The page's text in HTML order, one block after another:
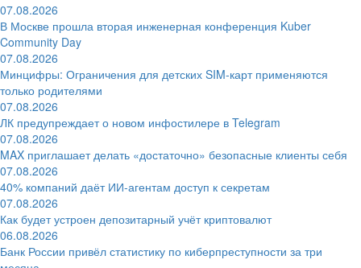
07.08.2026
В Москве прошла вторая инженерная конференция Kuber
Community Day
07.08.2026
Минцифры: Ограничения для детских SIM-карт применяются
только родителями
07.08.2026
ЛК предупреждает о новом инфостилере в Telegram
07.08.2026
MAX приглашает делать «достаточно» безопасные клиенты себя
07.08.2026
40% компаний даёт ИИ‑агентам доступ к секретам
07.08.2026
Как будет устроен депозитарный учёт криптовалют
06.08.2026
Банк России привёл статистику по киберпреступности за три